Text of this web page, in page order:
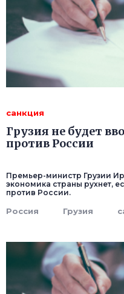
санкция
Грузия не будет
против России
Премьер-министр Грузии
экономика страны рухнет,
против России.
Россия Грузия